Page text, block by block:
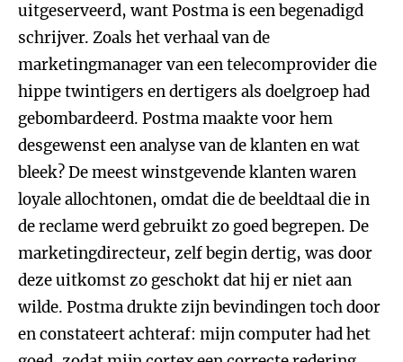
uitgeserveerd, want Postma is een begenadigd
schrijver. Zoals het verhaal van de
marketingmanager van een telecomprovider die
hippe twintigers en dertigers als doelgroep had
gebombardeerd. Postma maakte voor hem
desgewenst een analyse van de klanten en wat
bleek? De meest winstgevende klanten waren
loyale allochtonen, omdat die de beeldtaal die in
de reclame werd gebruikt zo goed begrepen. De
marketingdirecteur, zelf begin dertig, was door
deze uitkomst zo geschokt dat hij er niet aan
wilde. Postma drukte zijn bevindingen toch door
en constateert achteraf: mijn computer had het